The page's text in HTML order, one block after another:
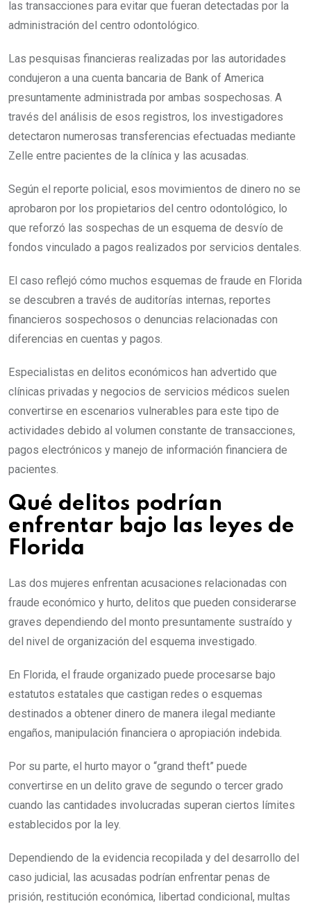
las transacciones para evitar que fueran detectadas por la
administración del centro odontológico.
Las pesquisas financieras realizadas por las autoridades
condujeron a una cuenta bancaria de Bank of America
presuntamente administrada por ambas sospechosas. A
través del análisis de esos registros, los investigadores
detectaron numerosas transferencias efectuadas mediante
Zelle entre pacientes de la clínica y las acusadas.
Según el reporte policial, esos movimientos de dinero no se
aprobaron por los propietarios del centro odontológico, lo
que reforzó las sospechas de un esquema de desvío de
fondos vinculado a pagos realizados por servicios dentales.
El caso reflejó cómo muchos esquemas de fraude en Florida
se descubren a través de auditorías internas, reportes
financieros sospechosos o denuncias relacionadas con
diferencias en cuentas y pagos.
Especialistas en delitos económicos han advertido que
clínicas privadas y negocios de servicios médicos suelen
convertirse en escenarios vulnerables para este tipo de
actividades debido al volumen constante de transacciones,
pagos electrónicos y manejo de información financiera de
pacientes.
Qué delitos podrían
enfrentar bajo las leyes de
Florida
Las dos mujeres enfrentan acusaciones relacionadas con
fraude económico y hurto, delitos que pueden considerarse
graves dependiendo del monto presuntamente sustraído y
del nivel de organización del esquema investigado.
En Florida, el fraude organizado puede procesarse bajo
estatutos estatales que castigan redes o esquemas
destinados a obtener dinero de manera ilegal mediante
engaños, manipulación financiera o apropiación indebida.
Por su parte, el hurto mayor o “grand theft” puede
convertirse en un delito grave de segundo o tercer grado
cuando las cantidades involucradas superan ciertos límites
establecidos por la ley.
Dependiendo de la evidencia recopilada y del desarrollo del
caso judicial, las acusadas podrían enfrentar penas de
prisión, restitución económica, libertad condicional, multas